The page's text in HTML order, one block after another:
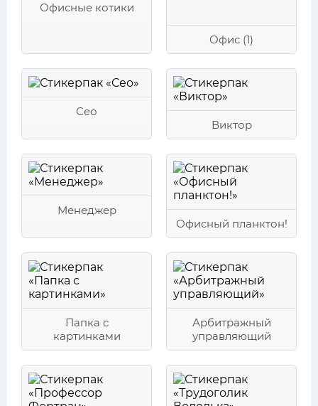
Офисные котики
Офис (1)
Сео
Виктор
Менеджер
Офисный планктон!
Папка с
картинками
Арбитражный
управляющий